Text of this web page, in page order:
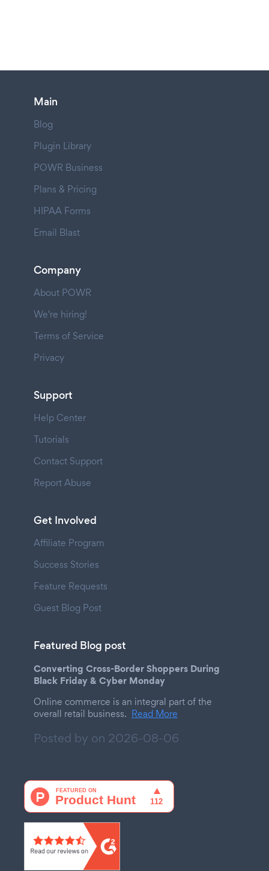
Main
Blog
Plugin Library
POWR Business
Plans & Pricing
HIPAA Forms
Email Blast
Company
About POWR
We're hiring!
Terms of Service
Privacy
Support
Help Center
Tutorials
Contact Support
Report Abuse
Get Involved
Affiliate Program
Success Stories
Feature Requests
Guest Blog Post
Featured Blog post
Converting Cross-Border Shoppers During
Black Friday & Cyber Monday
Online commerce is an integral part of the
overall retail business. Read More
Posted by on 2026-08-06